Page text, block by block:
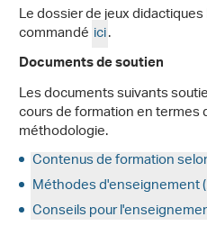
Le dossier de jeux
commandé ici.
Documents de soutien
Les documents suivants
cours de formation en termes
méthodologie.
Contenus de formation
Méthodes d'enseignement
Conseils pour